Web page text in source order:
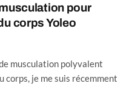
pour
corps Yoleo
musculation polyvalent
corps, je me suis récemment